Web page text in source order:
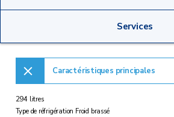
Services
Caractéristiques principales
294 litres
Type de réfrigération Froid brassé